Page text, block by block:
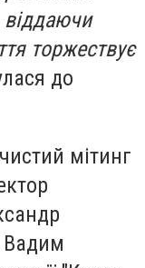
торжествує
до
мітинг
Вадим